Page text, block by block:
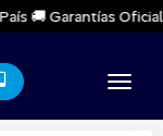
🚚 Garantías